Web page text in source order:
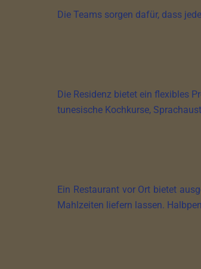
Die Teams sorgen dafür, dass
Die Residenz bietet ein flexibles
tunesische Kochkurse,
Ein Restaurant vor Ort bietet
Mahlzeiten liefern lassen.